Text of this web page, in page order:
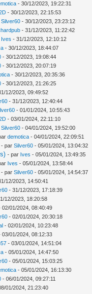
- 30/12/2023, 19:22:31
- 30/12/2023, 22:15:53
Silver60 - 30/12/2023, 23:23:12
- 31/12/2023, 11:22:42
Ives - 31/12/2023, 12:10:12
- 30/12/2023, 18:44:07
- 30/12/2023, 19:08:44
- 30/12/2023, 20:07:19
- 30/12/2023, 20:35:36
- 30/12/2023, 21:26:25
12/2023, 09:49:52
- 31/12/2023, 12:40:44
- 01/01/2024, 10:55:43
- 03/01/2024, 22:11:10
Silver60 - 04/01/2024, 19:52:00
demotica - 04/01/2024, 22:09:51
- parSilver60 - 05/01/2024, 13:04:32
- par Ives - 05/01/2024, 13:49:35
Ives - 05/01/2024, 13:58:44
- parSilver60 - 05/01/2024, 14:54:37
12/2023, 14:50:41
- 31/12/2023, 17:18:39
12/2023, 18:20:58
02/01/2024, 08:40:49
- 02/01/2024, 20:30:18
- 02/01/2024, 10:23:48
03/01/2024, 08:12:33
- 03/01/2024, 14:51:04
- 05/01/2024, 14:47:50
- 05/01/2024, 15:03:25
- 05/01/2024, 16:13:30
- 06/01/2024, 09:27:11
01/2024, 21:23:40